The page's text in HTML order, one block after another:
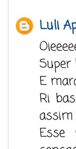
Luli
E
Ri